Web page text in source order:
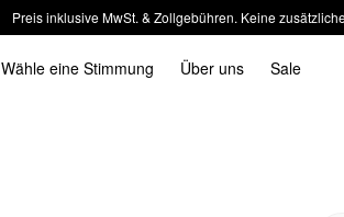
Preis inklusive MwSt. & Zollgebühren. Keine
Wähle eine Stimmung Über uns Sale